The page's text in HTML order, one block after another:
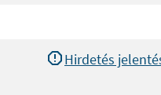
Hirdetés